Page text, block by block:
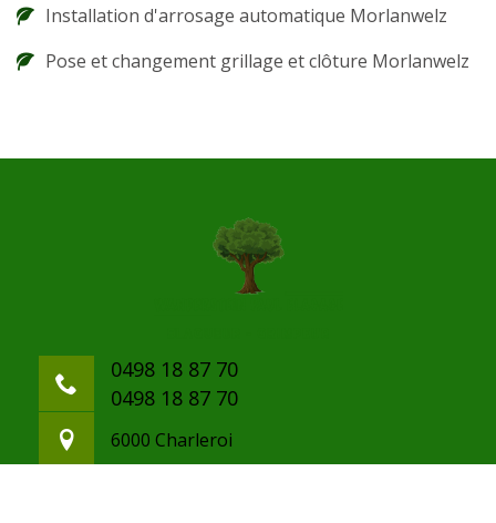
Installation d'arrosage automatique Morlanwelz
Pose et changement grillage et clôture Morlanwelz
0498 18 87 70
0498 18 87 70
6000 Charleroi